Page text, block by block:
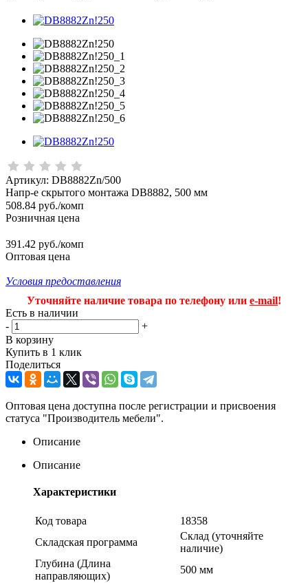
Артикул: DB8882Zn/500
Напр-е скрытого монтажа DB8882, 500 мм
508.84 руб./комп
Розничная цена
391.42 руб./комп
Оптовая цена
Условия предоставления
Уточняйте наличие товара по телефону или e-mail!
Есть в наличии
-
+
В корзину
Купить в 1 клик
Поделиться
Оптовая цена доступна после регистрации и присвоения
статуса "Производитель мебели".
Описание
Описание
Характеристики
Код товара
18358
Складская программа
Склад (уточняйте
наличие)
Глубина (Длина
направляющих)
500 мм